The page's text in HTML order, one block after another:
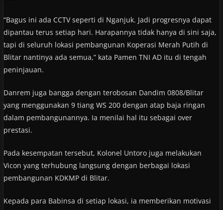
“Bagus ini ada CCTV seperti di Nganjuk. Jadi progresnya dapat
dipantau terus setiap hari. Harapannya tidak hanya di sini saja,
tapi di seluruh lokasi pembangunan Koperasi Merah Putih di
Blitar nantinya ada semua,” kata Pamen TNI AD itu di tengah
peninjauan.
Danrem juga bangga dengan terobosan Dandim 0808/Blitar
yang menggunakan 9 tiang WS 200 dengan atap baja ringan
dalam pembangunannya. Ia menilai hal itu sebagai over
prestasi.
Pada kesempatan tersebut, Kolonel Untoro juga melakukan
Vicon yang terhubung langsung dengan berbagai lokasi
pembangunan KDKMP di Blitar.
Kepada para Babinsa di setiap lokasi, ia memberikan motivasi